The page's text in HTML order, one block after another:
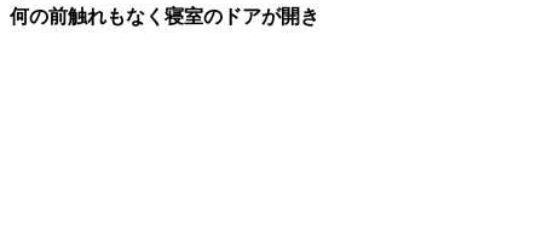
何の前触れもなく寝室のドアが開き